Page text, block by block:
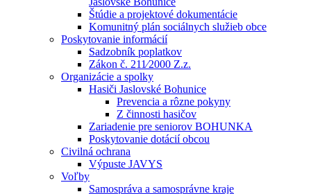
Štúdie a projektové dokumentácie
Komunitný plán sociálnych služieb obce
Poskytovanie informácií
Sadzobník poplatkov
Zákon č. 211⁄2000 Z.z.
Organizácie a spolky
Hasiči Jaslovské Bohunice
Prevencia a rôzne pokyny
Z činnosti hasičov
Zariadenie pre seniorov BOHUNKA
Poskytovanie dotácií obcou
Civilná ochrana
Výpuste JAVYS
Voľby
Samospráva a samosprávne kraje